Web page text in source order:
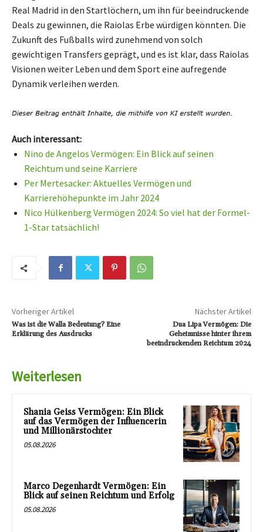
Real Madrid in den Startlöchern, um ihn für beeindruckende
Deals zu gewinnen, die Raiolas Erbe würdigen könnten. Die
Zukunft des Fußballs wird zunehmend von solch
gewichtigen Transfers geprägt, und es ist klar, dass Raiolas
Visionen weiter Leben und dem Sport eine aufregende
Dynamik verleihen werden.
Auch interessant:
Nino de Angelos Vermögen: Ein Blick auf seinen
Reichtum und seine Karriere
Per Mertesacker: Aktuelles Vermögen und
Karrierehöhepunkte im Jahr 2024
Nico Hülkenberg Vermögen 2024: So viel hat der Formel-
1-Star tatsächlich!
Vorheriger Artikel
Was ist die Walla Bedeutung? Eine
Erklärung des Ausdrucks
Nächster Artikel
Dua Lipa Vermögen: Die
Geheimnisse hinter ihrem
beeindruckenden Reichtum 2024
Weiterlesen
Shania Geiss Vermögen: Ein Blick
auf das Vermögen der Influencerin
und Millionärstochter
05.08.2026
Marco Degenhardt Vermögen: Ein
Blick auf seinen Reichtum und Erfolg
05.08.2026